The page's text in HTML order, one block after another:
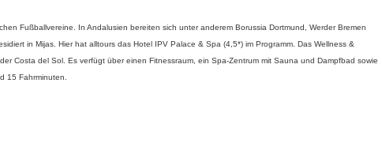
Fußballvereine. In Andalusien bereiten sich unter anderem Borussia Dortmund, Werder Bremen
in Mijas. Hier hat alltours das Hotel IPV Palace & Spa (4,5*) im Programm. Das Wellness &
Costa del Sol. Es verfügt über einen Fitnessraum, ein Spa-Zentrum mit Sauna und Dampfbad sowie
15 Fahrminuten.